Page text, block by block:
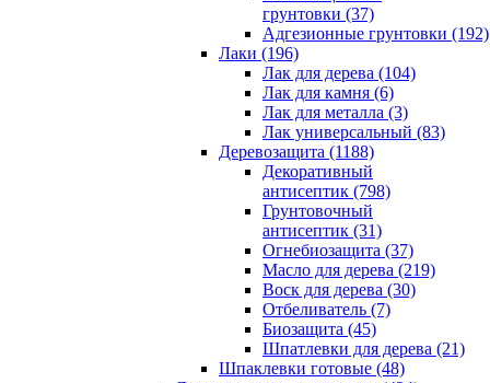
грунтовки (37)
Адгезионные грунтовки (192)
Лаки (196)
Лак для дерева (104)
Лак для камня (6)
Лак для металла (3)
Лак универсальный (83)
Деревозащита (1188)
Декоративный
антисептик (798)
Грунтовочный
антисептик (31)
Огнебиозащита (37)
Масло для дерева (219)
Воск для дерева (30)
Отбеливатель (7)
Биозащита (45)
Шпатлевки для дерева (21)
Шпаклевки готовые (48)